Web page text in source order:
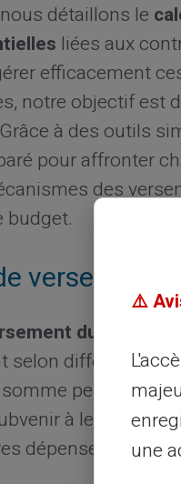
détaillons le
liées aux
efficacement
notre objectif est
à des outils
pour affronter
des
budget.
versement
du RSA
selon différents
perçue
à leurs
dépenses
⚠️
une